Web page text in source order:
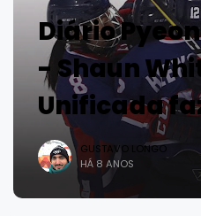
Diário
- Shaun
Unificada
GUSTAVO LONGO
HÁ 8 ANOS